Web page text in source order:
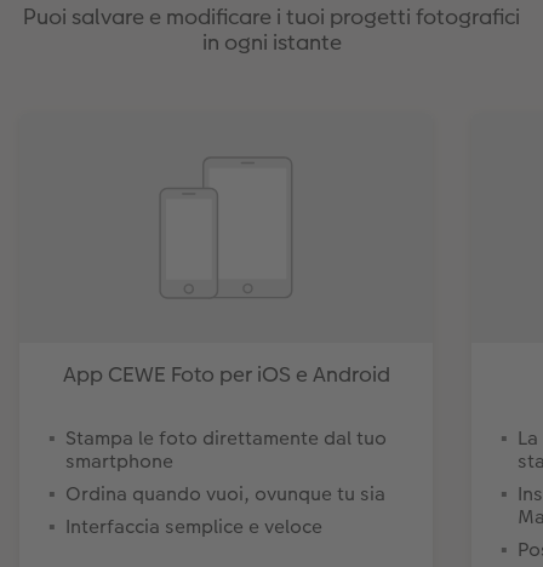
Puoi salvare e modificare i tuoi progetti fotografici
in ogni istante
App CEWE Foto per iOS e Android
Stampa le foto direttamente dal tuo
smartphone
Ordina quando vuoi, ovunque tu sia
Interfaccia semplice e veloce